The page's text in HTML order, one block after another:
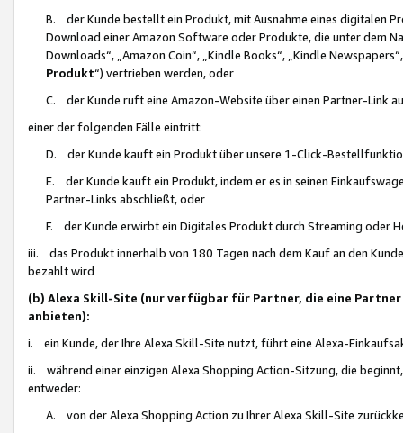
B. der Kunde bestellt ein Produkt, mit Ausnahme eines digitalen
Download einer Amazon Software oder Produkte, die unter dem
Downloads“, „Amazon Coin“, „Kindle Books“, „Kindle
Produkt“) vertrieben werden, oder
C. der Kunde ruft eine Amazon-Website über einen Partner-Link
einer der folgenden Fälle eintritt:
D. der Kunde kauft ein Produkt über unsere 1-Click-
E. der Kunde kauft ein Produkt, indem er es in seinen
Partner-Links abschließt, oder
F. der Kunde erwirbt ein Digitales Produkt durch Streaming oder
iii. das Produkt innerhalb von 180 Tagen nach dem Kauf an den
bezahlt wird
(b) Alexa Skill-Site (nur verfügbar für Partner, die eine
anbieten):
i. ein Kunde, der Ihre Alexa Skill-Site nutzt, führt eine Alexa-
ii. während einer einzigen Alexa Shopping Action-Sitzung, die
entweder:
A. von der Alexa Shopping Action zu Ihrer Alexa Skill-Site